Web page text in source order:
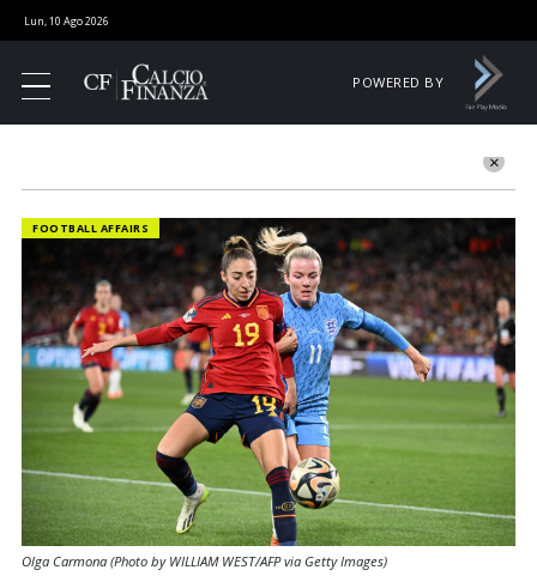
Lun, 10 Ago 2026
POWERED BY
FOOTBALL AFFAIRS
Olga Carmona (Photo by WILLIAM WEST/AFP via Getty Images)